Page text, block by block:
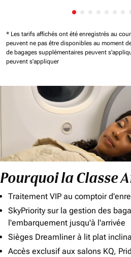
Affichage de
* Les tarifs affichés ont été enregistrés au
peuvent ne pas être disponibles au moment
de bagages supplémentaires peuvent
peuvent s'appliquer
Pourquoi la Classe
Traitement VIP au comptoir
SkyPriority sur la gestion des
l'embarquement jusqu'à l'arrivée
Sièges Dreamliner à lit plat
Accès exclusif aux salons KQ,